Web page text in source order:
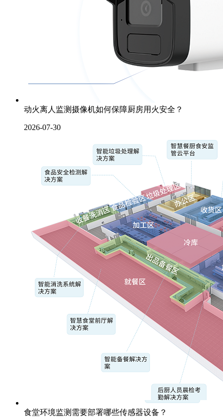
动火离人监测摄像机如何保障厨房用火安全？
2026-07-30
食堂环境监测需要部署哪些传感器设备？